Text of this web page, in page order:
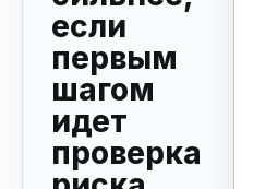
если
первым
шагом
идет
проверка